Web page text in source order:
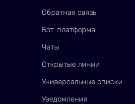
Обратная связь
Бот-платформа
Чаты
Открытые линии
Универсальные списки
Уведомления